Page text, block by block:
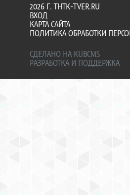
2026 Г. THTK-TVER.RU
ВХОД
КАРТА САЙТА
ПОЛИТИКА ОБРАБОТКИ
СДЕЛАНО НА KUBCMS
РАЗРАБОТКА И ПОДДЕРЖКА